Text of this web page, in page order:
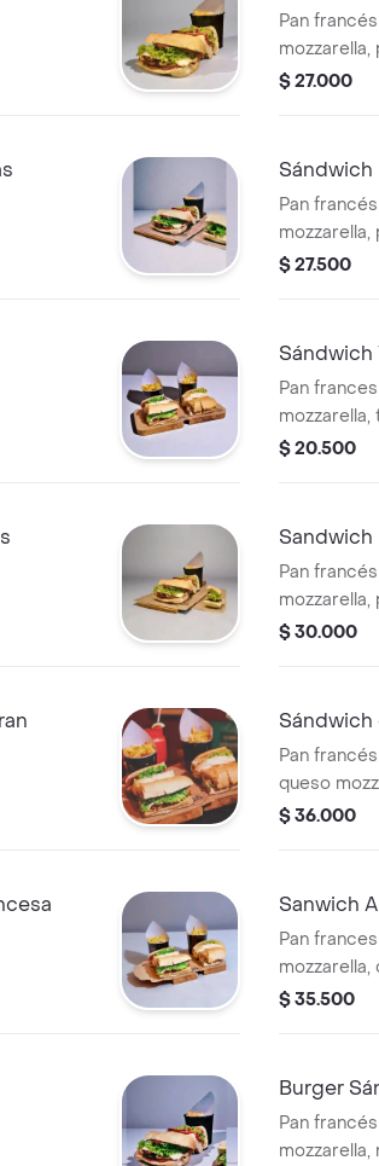
Pan
mozzarella,
de la casa.
$ 27.000
Sándwich
Pan
papas
$ 27.500
Sándwich
Pan
$ 20.500
Sandwich
Pan
mozzarella,
cebolla,
$ 30.000
Sándwich
Pan
queso
salsa de la
$ 36.000
Sanwich
Pan
nachos,
$ 35.500
Burger
Pan